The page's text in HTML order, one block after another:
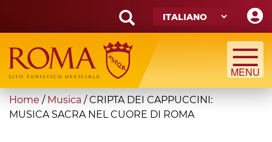
main
content
Search
form
Cerca
You
are
Home / Musica /CRIPTA DEI CAPPUCCINI:
MUSICA SACRA NEL CUORE DI ROMA